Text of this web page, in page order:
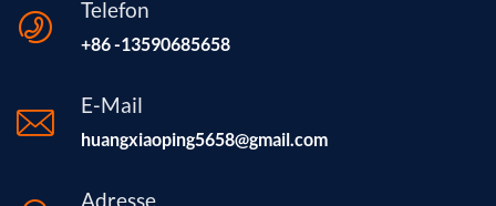
Telefon
+86 -13590685658
E-Mail
huangxiaoping5658@gmail.com
Adresse